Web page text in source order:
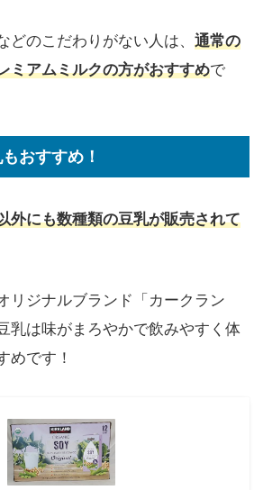
どのこだわりがない人は、 通常の
ミアムミルクの方がおすすめで
おすすめ！
外にも数種類の豆乳が販売されて
リジナルブランド「カークラン
乳は味がまろやかで飲みやすく体
めです！